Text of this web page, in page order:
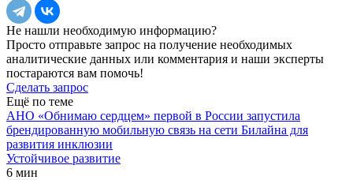
Не нашли необходимую информацию?
Просто отправьте запрос на получение необходимых
аналитические данных или комментария и наши эксперты
постараются вам помочь!
Сделать запрос
Ещё по теме
АНО «Обнимаю сердцем» первой в России запустила
брендированную мобильную связь на сети Билайна для
развития инклюзии
Устойчивое развитие
6 мин